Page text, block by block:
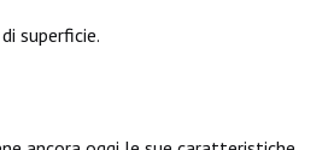
superficie.